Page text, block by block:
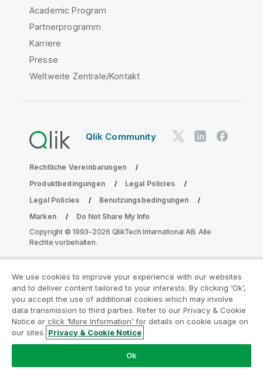
Academic Program
Partnerprogramm
Karriere
Presse
Weltweite Zentrale/Kontakt
Qlik Community
Rechtliche Vereinbarungen
Produktbedingungen
Legal Policies
Legal Policies
Benutzungsbedingungen
Marken
Do Not Share My Info
Copyright © 1993-2026 QlikTech International AB. Alle
Rechte vorbehalten.
Nehmen Sie am Analyse-
Modernisierungsprogramm teil
Modernisieren Sie mit dem Analyse-
Modernisierungsprogramm, ohne Ihre wertvollen
QlikView-Apps zu gefährden.
Informationen oder kontaktieren Sie uns:
We use cookies to improve your experience with our websites
and to deliver content tailored to your interests. By clicking ‘Ok’,
you accept the use of additional cookies which may involve
data transmission to third parties. Refer to our Privacy & Cookie
Notice or click ‘More Information’ for details on cookie usage on
our sites. Privacy & Cookie Notice
Ok